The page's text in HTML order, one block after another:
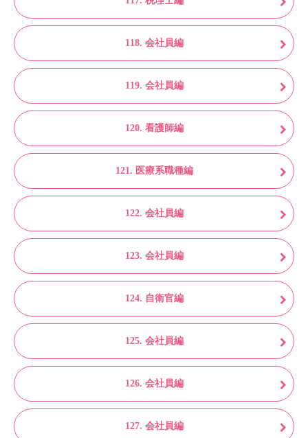
118. 会社員編
119. 会社員編
120. 看護師編
121. 医療系職種編
122. 会社員編
123. 会社員編
124. 自衛官編
125. 会社員編
126. 会社員編
127. 会社員編